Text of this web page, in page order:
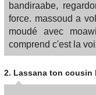
bandiraabe,
force. massoud a
moudé avec
comprend c'est la
2. Lassana ton cousin